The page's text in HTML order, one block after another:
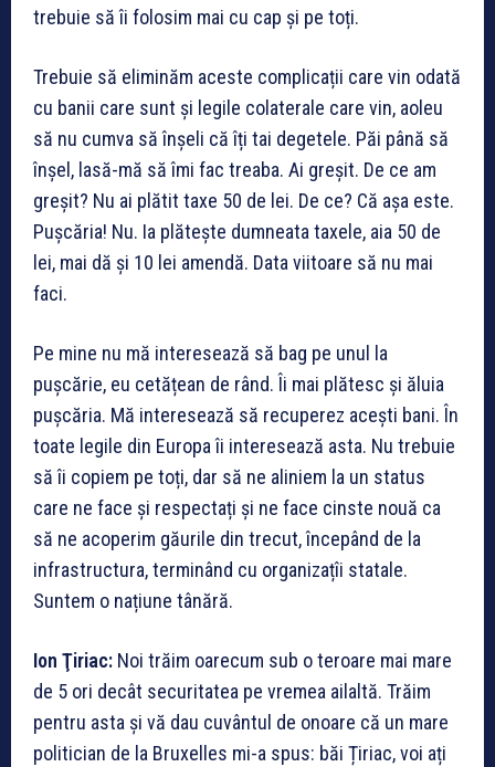
trebuie să îi folosim mai cu cap și pe toți.
Trebuie să eliminăm aceste complicații care vin odată
cu banii care sunt și legile colaterale care vin, aoleu
să nu cumva să înșeli că îți tai degetele. Păi până să
înșel, lasă-mă să îmi fac treaba. Ai greșit. De ce am
greșit? Nu ai plătit taxe 50 de lei. De ce? Că așa este.
Pușcăria! Nu. Ia plătește dumneata taxele, aia 50 de
lei, mai dă și 10 lei amendă. Data viitoare să nu mai
faci.
Pe mine nu mă interesează să bag pe unul la
pușcărie, eu cetățean de rând. Îi mai plătesc și ăluia
pușcăria. Mă interesează să recuperez acești bani. În
toate legile din Europa îi interesează asta. Nu trebuie
să îi copiem pe toți, dar să ne aliniem la un status
care ne face și respectați și ne face cinste nouă ca
să ne acoperim găurile din trecut, începând de la
infrastructura, terminând cu organizațîi statale.
Suntem o națiune tânără.
Ion Ţiriac: Noi trăim oarecum sub o teroare mai mare
de 5 ori decât securitatea pe vremea ailaltă. Trăim
pentru asta și vă dau cuvântul de onoare că un mare
politician de la Bruxelles mi-a spus: băi Țiriac, voi ați